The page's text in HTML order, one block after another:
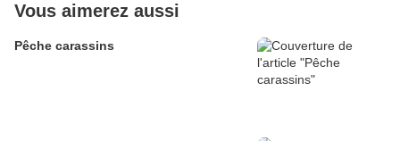
Vous aimerez aussi
Pêche carassins